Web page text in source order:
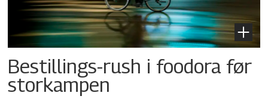
Bestillings-rush i foodora før
storkampen